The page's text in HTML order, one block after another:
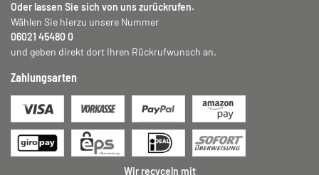
Oder lassen Sie sich von uns zurückrufen.
Wählen Sie hierzu unsere Nummer
06021 45480 0
und geben direkt dort Ihren Rückrufwunsch an.
Zahlungsarten
Wir recyceln mit